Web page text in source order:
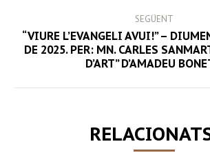
SEGÜENT
Next
post:
“VIURE L’EVANGELI AVUI!” –
DE 2025. PER: MN. CARLES
D’ART” D’AMADEU